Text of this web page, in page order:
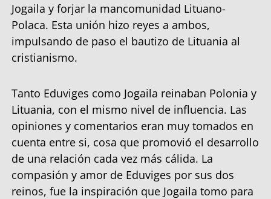
Jogaila y forjar la mancomunidad Lituano-
Polaca. Esta unión hizo reyes a ambos,
impulsando de paso el bautizo de Lituania al
cristianismo.
Tanto Eduviges como Jogaila reinaban Polonia y
Lituania, con el mismo nivel de influencia. Las
opiniones y comentarios eran muy tomados en
cuenta entre si, cosa que promovió el desarrollo
de una relación cada vez más cálida. La
compasión y amor de Eduviges por sus dos
reinos, fue la inspiración que Jogaila tomo para